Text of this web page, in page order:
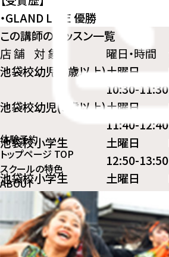
体験予約
トップページ TOP
スクールの特色
ABOUT
・GLAND LINE 優勝
この講師のレッスン一覧
店 舗 対 象 曜日・時間
池袋校幼児(3歳以上)土曜日
10:30-11:30
池袋校幼児(3歳以上)土曜日
11:40-12:40
池袋校小学生
土曜日
12:50-13:50
池袋校小学生
土曜日
体験予約